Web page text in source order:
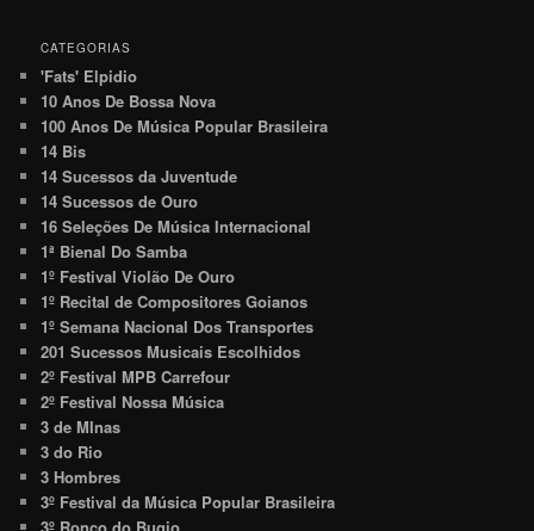
CATEGORIAS
'Fats' Elpidio
10 Anos De Bossa Nova
100 Anos De Música Popular Brasileira
14 Bis
14 Sucessos da Juventude
14 Sucessos de Ouro
16 Seleções De Música Internacional
1ª Bienal Do Samba
1º Festival Violão De Ouro
1º Recital de Compositores Goianos
1º Semana Nacional Dos Transportes
201 Sucessos Musicais Escolhidos
2º Festival MPB Carrefour
2º Festival Nossa Música
3 de MInas
3 do Rio
3 Hombres
3º Festival da Música Popular Brasileira